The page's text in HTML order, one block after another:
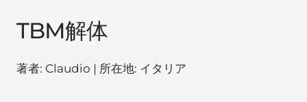
TBM解体
著者: Claudio | 所在地: イタリア